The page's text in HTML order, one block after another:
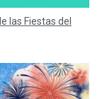
las Fiestas del